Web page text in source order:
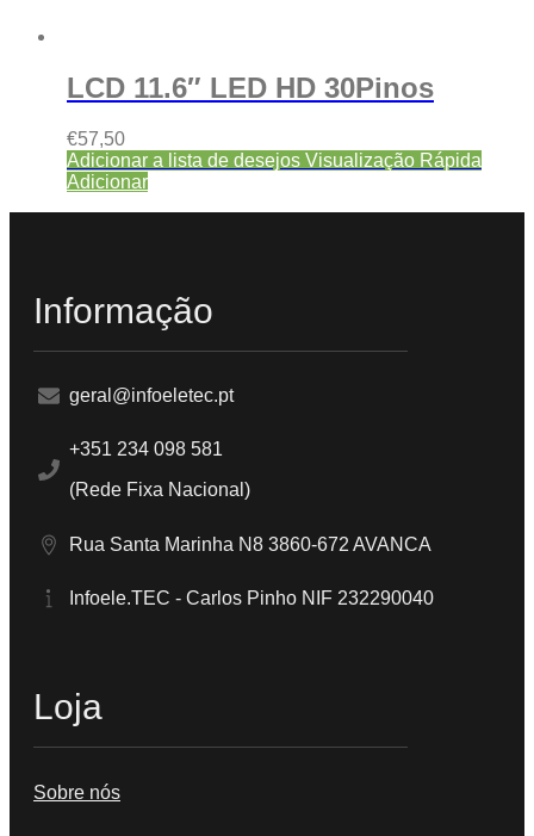
LCD 11.6″ LED HD 30Pinos
€57,50
Adicionar a lista de desejos Visualização Rápida
Adicionar
Informação
geral@infoeletec.pt
+351 234 098 581
(Rede Fixa Nacional)
Rua Santa Marinha N8 3860-672 AVANCA
Infoele.TEC - Carlos Pinho NIF 232290040
Loja
Sobre nós